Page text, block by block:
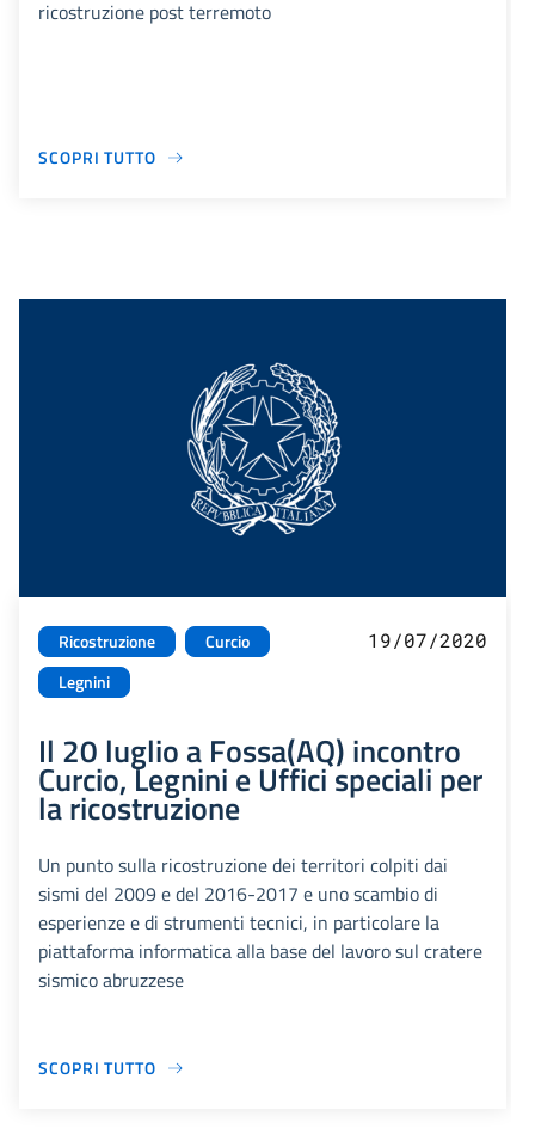
ricostruzione post terremoto
SCOPRI TUTTO
Ricostruzione
Curcio
Legnini
19/07/2020
Il 20 luglio a Fossa(AQ) incontro
Curcio, Legnini e Uffici speciali per
la ricostruzione
Un punto sulla ricostruzione dei territori colpiti dai
sismi del 2009 e del 2016-2017 e uno scambio di
esperienze e di strumenti tecnici, in particolare la
piattaforma informatica alla base del lavoro sul cratere
sismico abruzzese
SCOPRI TUTTO